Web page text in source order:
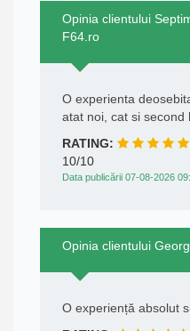
Opinia clientului
F64.ro
O experienta
atat noi, cat si
RATING:
10/10
Data publicării 07-08-2026
Opinia clientului
O experiență absolut